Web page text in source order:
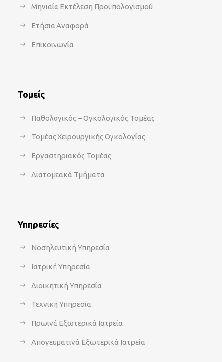
Μηνιαία Εκτέλεση Προϋπολογισμού
Ετήσια Αναφορά
Επικοινωνία
Τομείς
Παθολογικός – Ογκολογικός Τομέας
Τομέας Χειρουργικής Ογκολογίας
Εργαστηριακός Τομέας
Διατομεακά Τμήματα
Υπηρεσίες
Νοσηλευτική Υπηρεσία
Ιατρική Υπηρεσία
Διοικητική Υπηρεσία
Τεχνική Υπηρεσία
Πρωινά Εξωτερικά Ιατρεία
Απογευματινά Εξωτερικά Ιατρεία